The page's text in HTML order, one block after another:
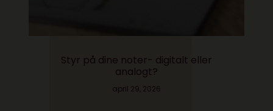
Styr på dine noter- digitalt eller
analogt?
april 29, 2026